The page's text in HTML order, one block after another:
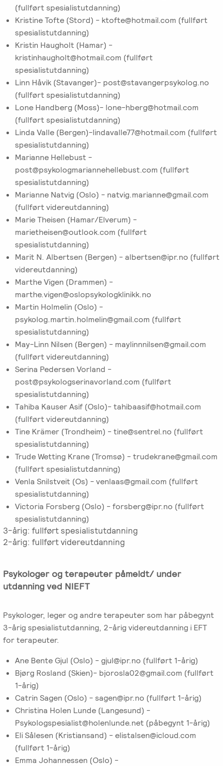
(fullført spesialistutdanning)
Kristine Tofte (Stord) - ktofte@hotmail.com (fullført
spesialistutdanning)
Kristin Haugholt (Hamar) -
kristinhaugholt@hotmail.com (fullført
spesialistutdanning)
Linn Håvik (Stavanger)- post@stavangerpsykolog.no
(fullført spesialistutdanning)
Lone Handberg (Moss)- lone-hberg@hotmail.com
(fullført spesialistutdanning)
Linda Valle (Bergen)-lindavalle77@hotmail.com (fullført
spesialistutdanning)
Marianne Hellebust -
post@psykologmariannehellebust.com (fullført
spesialistutdanning)
Marianne Natvig (Oslo) - natvig.marianne@gmail.com
(fullført videreutdanning)
Marie Theisen (Hamar/Elverum) -
marietheisen@outlook.com (fullført
spesialistutdanning)
Marit N. Albertsen (Bergen) - albertsen@ipr.no (fullført
videreutdanning)
Marthe Vigen (Drammen) -
marthe.vigen@oslopsykologklinikk.no
Martin Holmelin (Oslo) -
psykolog.martin.holmelin@gmail.com (fullført
spesialistutdanning)
May-Linn Nilsen (Bergen) - maylinnnilsen@gmail.com
(fullført videreutdanning)
Serina Pedersen Vorland -
post@psykologserinavorland.com (fullført
spesialistutdanning)
Tahiba Kauser Asif (Oslo)- tahibaasif@hotmail.com
(fullført videreutdanning)
Tine Krämer (Trondheim) - tine@sentrel.no (fullført
spesialistutdanning)
Trude Wetting Krane (Tromsø) - trudekrane@gmail.com
(fullført spesialistutdanning)
Venla Snilstveit (Os) - venlaas@gmail.com (fullført
spesialistutdanning)
Victoria Forsberg (Oslo) - forsberg@ipr.no (fullført
spesialistutdanning)
3-årig: fullført spesialistutdanning
2-årig: fullført videreutdanning
Psykologer og terapeuter påmeldt/ under
utdanning ved NIEFT
Psykologer, leger og andre terapeuter som har påbegynt
3-årig spesialistutdanning, 2-årig videreutdanning i EFT
for terapeuter.
Ane Bente Gjul (Oslo) - gjul@ipr.no (fullført 1-årig)
Bjørg Rosland (Skien)- bjorosla02@gmail.com (fullført
1-årig)
Catrin Sagen (Oslo) - sagen@ipr.no (fullført 1-årig)
Christina Holen Lunde (Langesund) -
Psykologspesialist@holenlunde.net (påbegynt 1-årig)
Eli Sålesen (Kristiansand) - elistalsen@icloud.com
(fullført 1-årig)
Emma Johannessen (Oslo) -